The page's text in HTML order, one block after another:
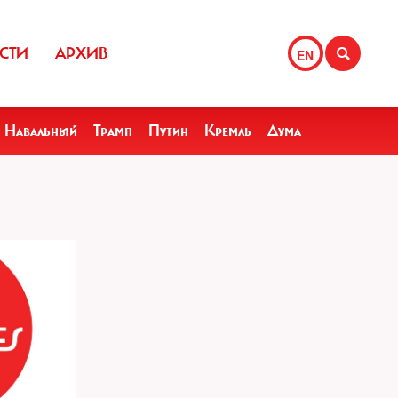
EN
АРХИВ
Навальный Трамп Путин Кремль Дума